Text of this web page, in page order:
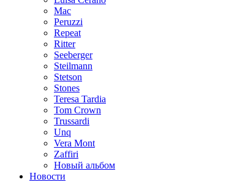
Mac
Peruzzi
Repeat
Ritter
Seeberger
Steilmann
Stetson
Stones
Teresa Tardia
Tom Crown
Trussardi
Unq
Vera Mont
Zaffiri
Новый альбом
Новости